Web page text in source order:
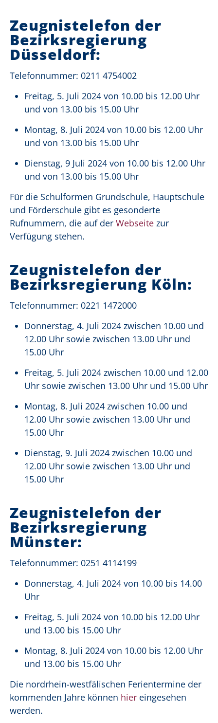
Zeugnistelefon der
Bezirksregierung
Düsseldorf:
Telefonnummer: 0211 4754002
Freitag, 5. Juli 2024 von 10.00 bis 12.00 Uhr
und von 13.00 bis 15.00 Uhr
Montag, 8. Juli 2024 von 10.00 bis 12.00 Uhr
und von 13.00 bis 15.00 Uhr
Dienstag, 9 Juli 2024 von 10.00 bis 12.00 Uhr
und von 13.00 bis 15.00 Uhr
Für die Schulformen Grundschule, Hauptschule
und Förderschule gibt es gesonderte
Rufnummern, die auf der Webseite zur
Verfügung stehen.
Zeugnistelefon der
Bezirksregierung Köln:
Telefonnummer: 0221 1472000
Donnerstag, 4. Juli 2024 zwischen 10.00 und
12.00 Uhr sowie zwischen 13.00 Uhr und
15.00 Uhr
Freitag, 5. Juli 2024 zwischen 10.00 und 12.00
Uhr sowie zwischen 13.00 Uhr und 15.00 Uhr
Montag, 8. Juli 2024 zwischen 10.00 und
12.00 Uhr sowie zwischen 13.00 Uhr und
15.00 Uhr
Dienstag, 9. Juli 2024 zwischen 10.00 und
12.00 Uhr sowie zwischen 13.00 Uhr und
15.00 Uhr
Zeugnistelefon der
Bezirksregierung
Münster:
Telefonnummer: 0251 4114199
Donnerstag, 4. Juli 2024 von 10.00 bis 14.00
Uhr
Freitag, 5. Juli 2024 von 10.00 bis 12.00 Uhr
und 13.00 bis 15.00 Uhr
Montag, 8. Juli 2024 von 10.00 bis 12.00 Uhr
und 13.00 bis 15.00 Uhr
Die nordrhein-westfälischen Ferientermine der
kommenden Jahre können hier eingesehen
werden.